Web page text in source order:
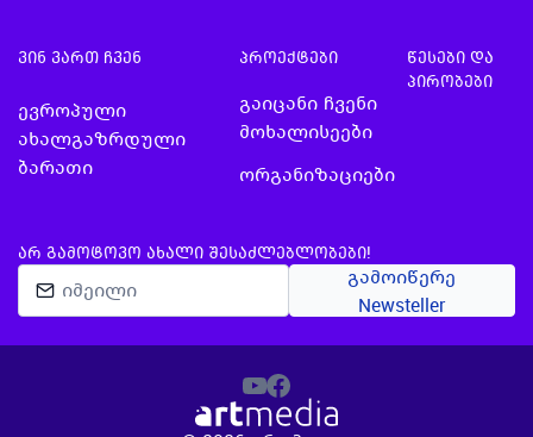
ვინ ვართ ჩვენ
ევროპული
ახალგაზრდული
ბარათი
პროექტები
გაიცანი ჩვენი
მოხალისეები
ორგანიზაციები
წესები და
პირობები
ᲐᲠ ᲒᲐᲛᲝᲢᲝᲕᲝ ᲐᲮᲐᲚᲘ ᲨᲔᲡᲐᲫᲚᲔᲑᲚᲝᲑᲔᲑᲘ!
გამოიწერე
Newsteller